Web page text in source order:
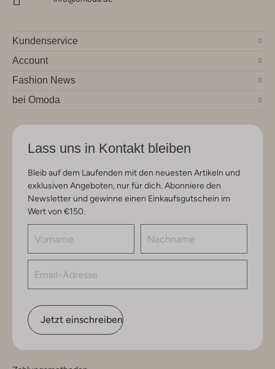
Kundenservice
Account
Fashion News
bei Omoda
Lass uns in Kontakt bleiben
Bleib auf dem Laufenden mit den neuesten Artikeln und
exklusiven Angeboten, nur für dich. Abonniere den
Newsletter und gewinne einen Einkaufsgutschein im
Wert von €150.
Jetzt einschreiben